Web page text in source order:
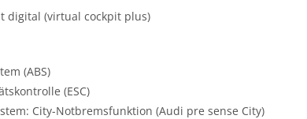
digital (virtual cockpit plus)
(ABS)
(ESC)
City-Notbremsfunktion (Audi pre sense City)